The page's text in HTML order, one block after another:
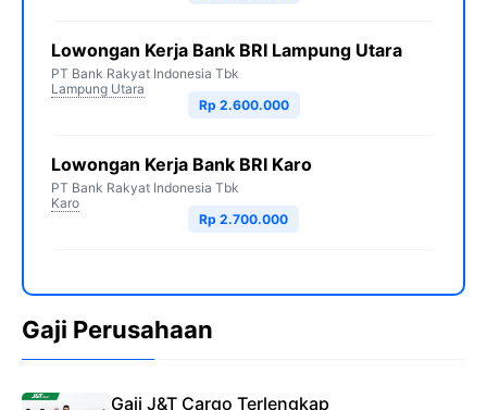
Lowongan Kerja Bank BRI Lampung Utara
PT Bank Rakyat Indonesia Tbk
Lampung Utara
Rp 2.600.000
Lowongan Kerja Bank BRI Karo
PT Bank Rakyat Indonesia Tbk
Karo
Rp 2.700.000
Gaji Perusahaan
Gaji J&T Cargo Terlengkap